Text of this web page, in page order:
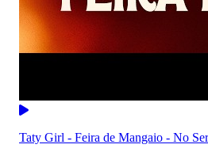
Taty Girl - Feira de Mangaio - No